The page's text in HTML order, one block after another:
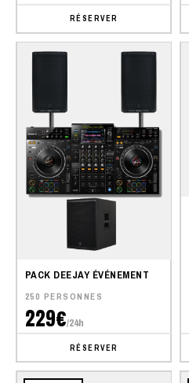
RÉSERVER
PACK DEEJAY ÉVÉNEMENT
250 PERSONNES
229€/24h
RÉSERVER